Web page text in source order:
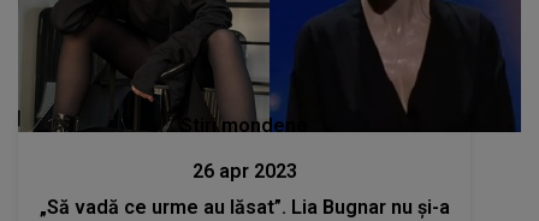
Stiri mondene
26 apr 2023
„Să vadă ce urme au lăsat”. Lia Bugnar nu și-a